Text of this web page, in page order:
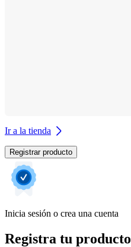
Ir a la tienda
Registrar producto
Inicia sesión o crea una cuenta
Registra tu producto